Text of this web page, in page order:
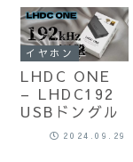
プン!? ノイキ
ャン搭載イヤ
ーカフを徹底
レビューしま
す！
イヤホン
LHDC ONE
– LHDC192
USBドングル
2024.09.29